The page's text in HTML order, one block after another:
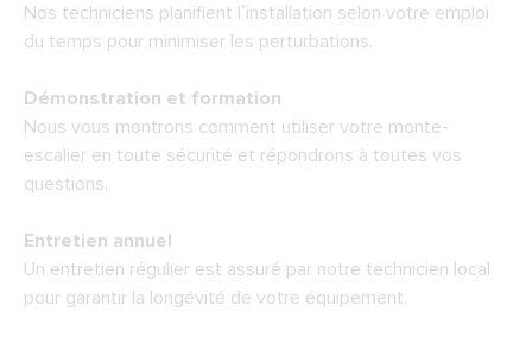
Nos techniciens planifient l’installation selon votre emploi
du temps pour minimiser les perturbations.
Démonstration et formation
Nous vous montrons comment utiliser votre monte-
escalier en toute sécurité et répondrons à toutes vos
questions.
Entretien annuel
Un entretien régulier est assuré par notre technicien local
pour garantir la longévité de votre équipement.